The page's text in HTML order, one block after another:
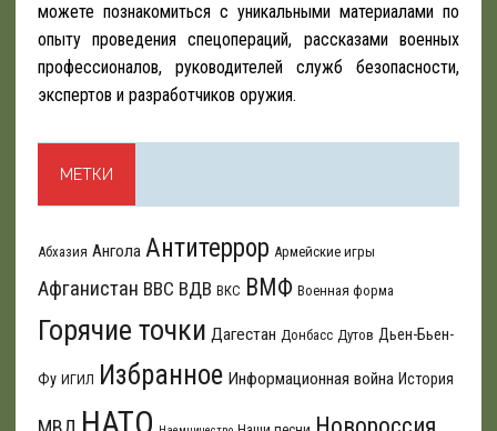
можете познакомиться с уникальными материалами по
опыту проведения спецопераций, рассказами военных
профессионалов, руководителей служб безопасности,
экспертов и разработчиков оружия.
МЕТКИ
Абхазия Ангола Антитеррор Армейские игры
Афганистан ВВС ВДВ ВКС ВМФ Военная форма
Горячие точки Дагестан Донбасс Дутов Дьен-Бьен-
Фу ИГИЛ Избранное Информационная война История
НАТО